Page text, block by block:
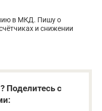
в МКД. Пишу о
и снижении
Поделитесь с